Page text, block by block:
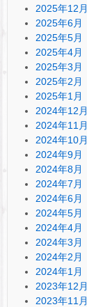
2025年12月
2025年6月
2025年5月
2025年4月
2025年3月
2025年2月
2025年1月
2024年12月
2024年11月
2024年10月
2024年9月
2024年8月
2024年7月
2024年6月
2024年5月
2024年4月
2024年3月
2024年2月
2024年1月
2023年12月
2023年11月